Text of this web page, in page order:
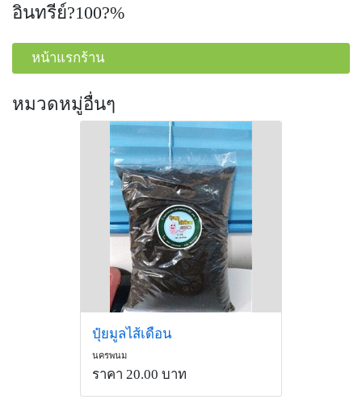
อินทรีย์?100?%
หน้าแรกร้าน
หมวดหมู่อื่นๆ
ปุ๋ยมูลไส้เดือน
นครพนม
ราคา 20.00 บาท